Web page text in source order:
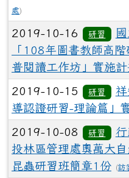
處)
2019-10-16 研習
「108年圖書教師高
普閱讀工作坊」實施計
2019-10-15 研習
導認證研習-理論篇」
2019-10-08 研習
投林區管理處奧萬大自
昆蟲研習班簡章1份
(訪